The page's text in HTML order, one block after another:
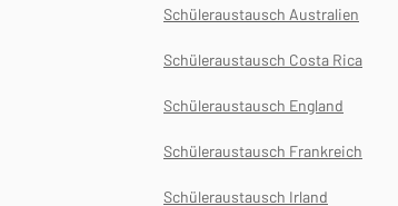
Schüleraustausch Australien
Schüleraustausch Costa Rica
Schüleraustausch England
Schüleraustausch Frankreich
Schüleraustausch Irland